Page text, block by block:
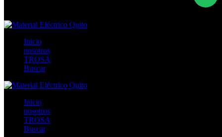
Inicio
nosotros
TROSA
Buscar
Inicio
nosotros
TROSA
Buscar